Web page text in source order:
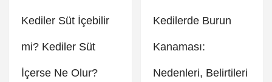
Kediler Süt İçebilir
mi? Kediler Süt
İçerse Ne Olur?
Kedilerde Burun
Kanaması:
Nedenleri, Belirtileri